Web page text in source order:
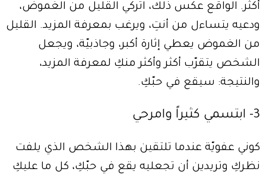
أكثر. الواقع عكس ذلك، اتركي القليل من الغموض،
ودعيه يتساءل من أنتِ، ويرغب بمعرفة المزيد. القليل
من الغموض يعطي إثارة أكبر، وجاذبيّة، ويجعل
الشخص يتقرّب أكثر وأكثر منكِ لمعرفة المزيد،
والنتيجة: سيقع في حبّكِ.
3- ابتسمي كثيراً وامرحي
كوني عفويّة عندما تلتقين بهذا الشخص الذي يلفت
نظركِ وتريدين أن تجعليه يقع في حبّكِ، كل ما عليكِ